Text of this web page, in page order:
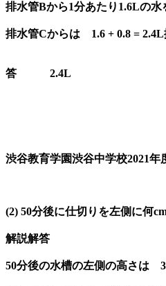
排水管Bから1分あたり1.6Lの
排水管Cからは 1.6 + 0.8 = 2.4L
答 2.4L
渋谷教育学園渋谷中学校2021
(2) 50分後に仕切りを左側に何
解説解答
50分後の水槽の左側の高さ